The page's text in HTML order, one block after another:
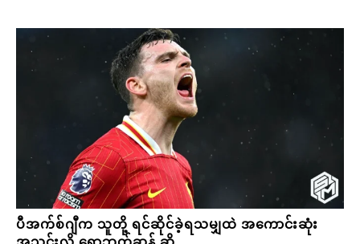
ပီအက်စ်ဂျီက သူတို့ ရင်ဆိုင်ခဲ့ရသမျှထဲ အကောင်းဆုံး